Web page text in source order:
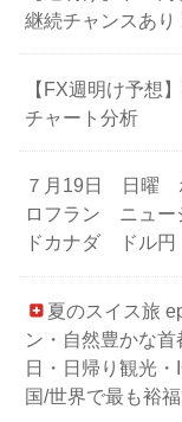
継続チャンスあり
【FX週明け予想
チャート分析
７月19日 日曜
ロフラン ニュー
ドカナダ ドル
夏のスイス旅
ン・自然豊かな
日・日帰り観光
国/世界で最も裕